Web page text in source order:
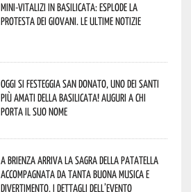
Mini-vitalizi in Basilicata: esplode la
protesta dei giovani. Le ultime notizie
Oggi si festeggia San Donato, uno dei Santi
più amati della Basilicata! Auguri a chi
porta il suo nome
A Brienza arriva la Sagra della Patatella
accompagnata da tanta buona musica e
divertimento. I dettagli dell’evento